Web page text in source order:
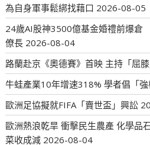
為自身軍事鬆綁找藉口 2026-08-05
24歲AI股神3500億基金婚禮前爆
僚長 2026-08-04
路蘭赴京《奧德賽》首映 主持「屈
牛蛙產業10年增速318% 學者倡「
歐洲足協擬就FIFA「賣世盃」興訟
歐洲熱浪乾旱 衝擊民生農產 化學品
菜收成減 2026-08-04